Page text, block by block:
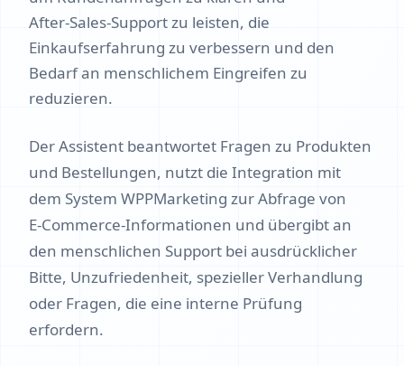
After‑Sales‑Support zu leisten, die
Einkaufserfahrung zu verbessern und den
Bedarf an menschlichem Eingreifen zu
reduzieren.
Der Assistent beantwortet Fragen zu Produkten
und Bestellungen, nutzt die Integration mit
dem System WPPMarketing zur Abfrage von
E‑Commerce‑Informationen und übergibt an
den menschlichen Support bei ausdrücklicher
Bitte, Unzufriedenheit, spezieller Verhandlung
oder Fragen, die eine interne Prüfung
erfordern.